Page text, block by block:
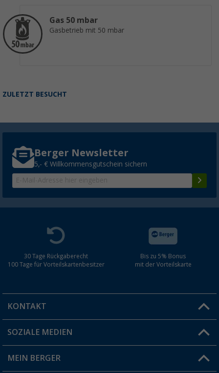
Gas 50 mbar
Gasbetrieb mit 50 mbar
ZULETZT BESUCHT
Berger Newsletter
5,- € Willkommensgutschein sichern
30 Tage Rückgaberecht
100 Tage für Vorteilskartenbesitzer
Bis zu 5% Bonus
mit der Vorteilskarte
KONTAKT
Du hast eine Frage?
Filiale finden
SOZIALE MEDIEN
MEIN BERGER